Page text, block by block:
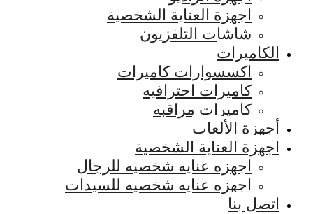
اجهزة العناية الشخصية
شاشات التلفزيون
الكاميرات
اكسسوارات كاميرات
كاميرات احترافيه
كاميرات مراقبه
أجهزة الألعاب
اجهزة العناية الشخصية
اجهزه عنايه شخصيه للرجال
اجهزه عنايه شخصيه للسيدات
اتصل بنا